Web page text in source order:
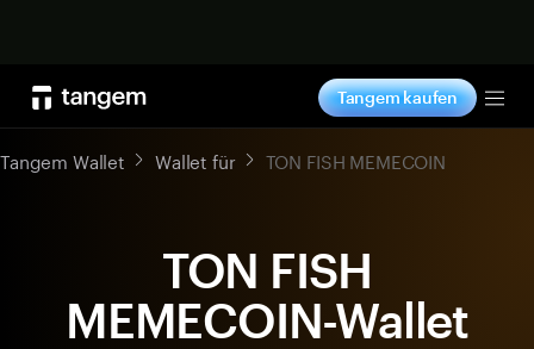
Tangem kaufen
Tangem Wallet Wallet für TON FISH MEMECOIN
TON FISH
MEMECOIN-Wallet